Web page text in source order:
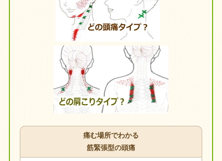
痛む場所でわかる
筋緊張型の頭痛